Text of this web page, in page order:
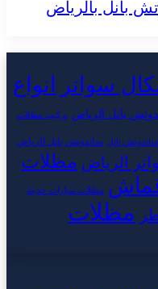
بانل بالرياض
سواتر
انواع
بانل الرياض تركيب مظلات
ساندوتش بانل ساندوتش بانل الرياض
الرياض مظلات
مظلات سيارات حديثة
مظلات